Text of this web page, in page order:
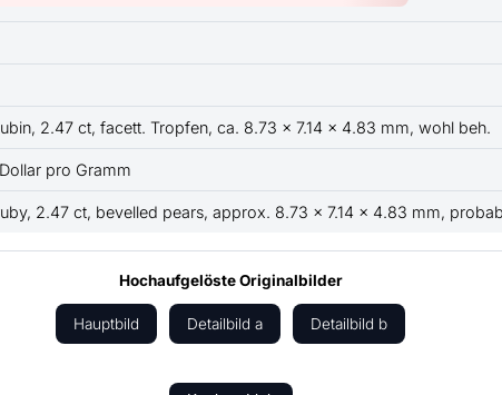
2.47 ct, facett. Tropfen, ca. 8.73 x 7.14 x 4.83 mm, wohl beh.
pro Gramm
2.47 ct, bevelled pears, approx. 8.73 x 7.14 x 4.83 mm,
Hochaufgelöste Originalbilder
Hauptbild Detailbild a Detailbild b